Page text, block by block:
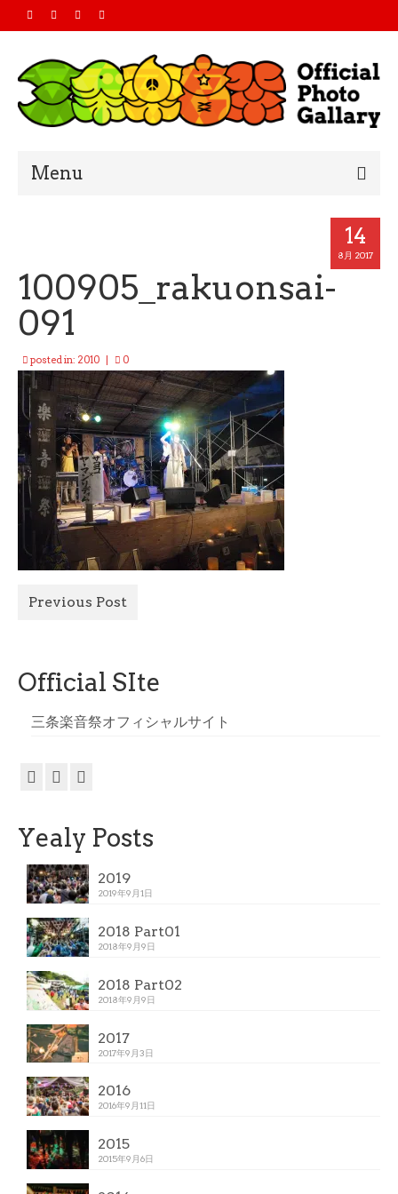
Menu
2018
2017
2016
All Photo
Official Site
14
8月 2017
100905_rakuonsai-
091
posted in: 2010 0
Previous Post
Official SIte
三条楽音祭オフィシャルサイト
Yealy Posts
2019
2019年9月1日
2018 Part01
2018年9月9日
2018 Part02
2018年9月9日
2017
2017年9月3日
2016
2016年9月11日
2015
2015年9月6日